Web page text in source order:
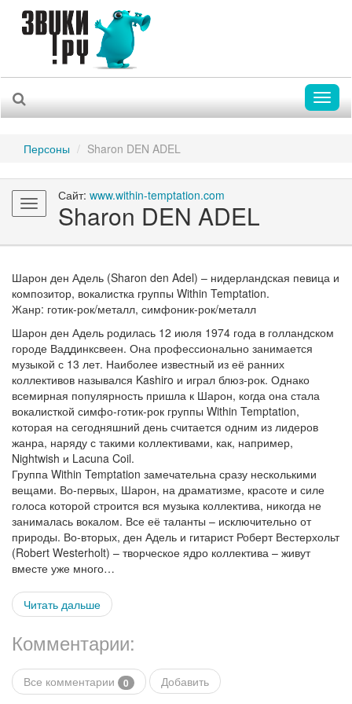
Персоны Sharon DEN ADEL
Toggle
navigation
Сайт: www.within-temptation.com
Sharon DEN ADEL
Шарон ден Адель (Sharon den Adel) – нидерландская певица и
композитор, вокалистка группы Within Temptation.
Жанр: готик-рок/металл, симфоник-рок/металл
Шарон ден Адель родилась 12 июля 1974 года в голландском
городе Ваддинксвеен. Она профессионально занимается
музыкой с 13 лет. Наиболее известный из её ранних
коллективов назывался Kashiro и играл блюз-рок. Однако
всемирная популярность пришла к Шарон, когда она стала
вокалисткой симфо-готик-рок группы Within Temptation,
которая на сегодняшний день считается одним из лидеров
жанра, наряду с такими коллективами, как, например,
Nightwish и Lacuna Coil.
Группа Within Temptation замечательна сразу несколькими
вещами. Во-первых, Шарон, на драматизме, красоте и силе
голоса которой строится вся музыка коллектива, никогда не
занималась вокалом. Все её таланты – исключительно от
природы. Во-вторых, ден Адель и гитарист Роберт Вестерхольт
(Robert Westerholt) – творческое ядро коллектива – живут
вместе уже много…
Читать дальше
Комментарии:
Все комментарии 0 Добавить